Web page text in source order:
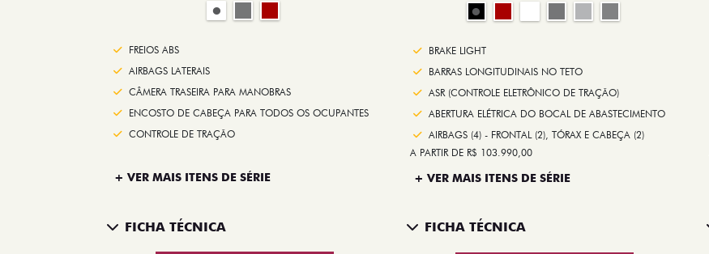
FREIOS ABS
AIRBAGS LATERAIS
CÂMERA TRASEIRA PARA MANOBRAS
ENCOSTO DE CABEÇA PARA TODOS OS OCUPANTES
CONTROLE DE TRAÇÃO
+ VER MAIS ITENS DE SÉRIE
FICHA TÉCNICA
BRAKE LIGHT
BARRAS LONGITUDINAIS NO TETO
ASR (CONTROLE ELETRÔNICO DE TRAÇÃO)
ABERTURA ELÉTRICA DO BOCAL DE ABASTECIMENTO
AIRBAGS (4) - FRONTAL (2), TÓRAX E CABEÇA (2)
A PARTIR DE R$ 103.990,00
+ VER MAIS ITENS DE SÉRIE
FICHA TÉCNICA